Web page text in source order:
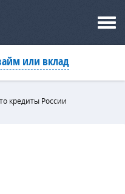
или вклад
кредиты России